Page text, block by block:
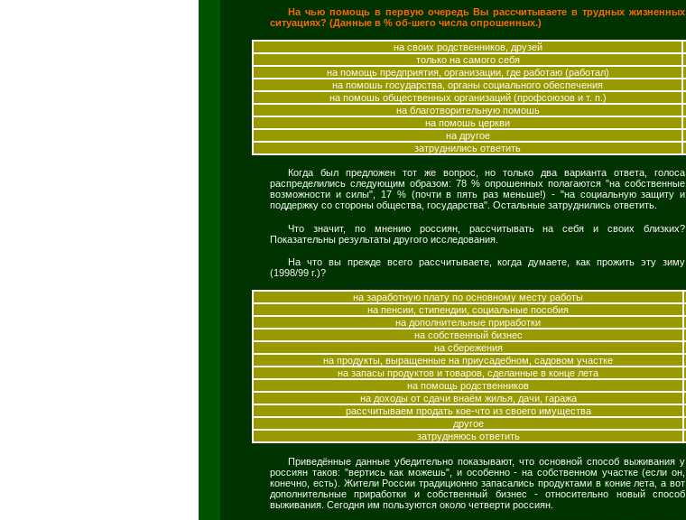
На чью помощь в первую очередь Вы рассчитываете в трудных жизненных
ситуациях? (Данные в % об-шего числа опрошенных.)
на своих родственников, друзей
только на самого себя
на помощь предприятия, организации, где работаю (работал)
на помошь государства, органы социального обеспечения
на помошь общественных организаций (профсоюзов и т. п.)
на благотворительную помошь
на помошь церкви
на другое
затруднились ответить
Когда был предложен тот же вопрос, но только два варианта ответа, голоса
распределились следующим образом: 78 % опрошенных полагаются "на собственные
возможности и силы", 17 % (почти в пять раз меньше!) - "на социальную защиту и
поддержку со стороны общества, государства". Остальные затруднились ответить.
Что значит, по мнению россиян, рассчитывать на себя и своих близких?
Показательны результаты другого исследования.
На что вы прежде всего рассчитываете, когда думаете, как прожить эту зиму
(1998/99 г.)?
на заработную плату по основному месту работы
на пенсии, стипендии, социальные пособия
на дополнительные приработки
на собственный бизнес
на сбережения
на продукты, выращенные на приусадебном, садовом участке
на запасы продуктов и товаров, сделанные в конце лета
на помощь родственников
на доходы от сдачи внаём жилья, дачи, гаража
рассчитываем продать кое-что из своего имущества
другое
затрудняюсь ответить
Приведённые данные убедительно показывают, что основной способ выживания у
россиян таков: "вертись как можешь", и особенно - на собственном участке (если он,
конечно, есть). Жители России традиционно запасались продуктами в коние лета, а вот
дополнительные приработки и собственный бизнес - относительно новый способ
выживания. Сегодня им пользуются около четверти россиян.